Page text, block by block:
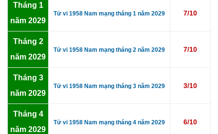
Tháng 1
năm 2029
Tử vi 1958 Nam mạng tháng 1 năm 2029 7/10
Tháng 2
năm 2029
Tử vi 1958 Nam mạng tháng 2 năm 2029 7/10
Tháng 3
năm 2029
Tử vi 1958 Nam mạng tháng 3 năm 2029 3/10
Tháng 4
năm 2029
Tử vi 1958 Nam mạng tháng 4 năm 2029 6/10